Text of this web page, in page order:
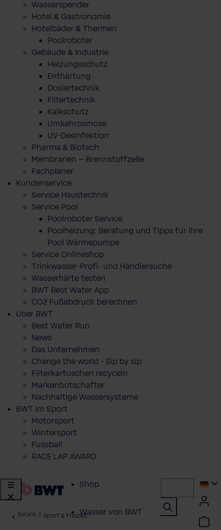
Wasserspender
Hotel & Gastronomie
Hotelbäder & Thermen
Poolroboter
Gebäude & Industrie
Heizungsschutz
Enthärtung
Dosiertechnik
Filtertechnik
Kalkschutz
Umkehrosmose
UV-Desinfektion
Pharma & Biotech
Membranen – Brennstoffzelle
Fachplaner
Kundenservice
Service Haustechnik
Service Pool
Poolroboter Service
Poolheizung: Beratung und Tipps für ihre
Pool Wärmepumpe
Service Onlineshop
Trinkwasser-Profi- und Händlersuche
Wasserhärte testen
BWT Best Water App
CO2 Fußabdruck berechnen
Über BWT
Best Water Run
News
Das Unternehmen
Change the world - Sip by sip
Filterkartuschen recyceln
Markenbotschafter
Nachhaltige Wassersysteme
BWT im Sport
Motorsport
Wintersport
Fussball
RACE LAP AWARD
Shop
Wasser von BWT
zurück Sport & Freizeit